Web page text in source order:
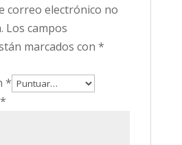
correo electrónico no
Los campos
marcados con *
*
*